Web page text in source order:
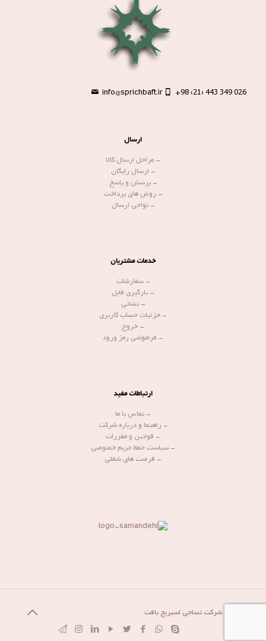
+98 (21) 443 349 026
info@sprichbaft.ir
ارسال
- مراحل ارسال کالا
- ارسال رایگان
-پرسش و پاسخ
- روش های پرداخت
-نواحی ارسال
خدمات مشتریان
-سفارشات
- بارگیری فایل
-نشانی
- جزئیات حساب کاربری
- خروج
- فراموشی رمز ورود
ارتباطات مفید
- تماس با ما
- راهنما و درباره شرکت
- قوانین و مقررات
- سیاست حفظ حریم خصوصی
- فرصت های شغلی